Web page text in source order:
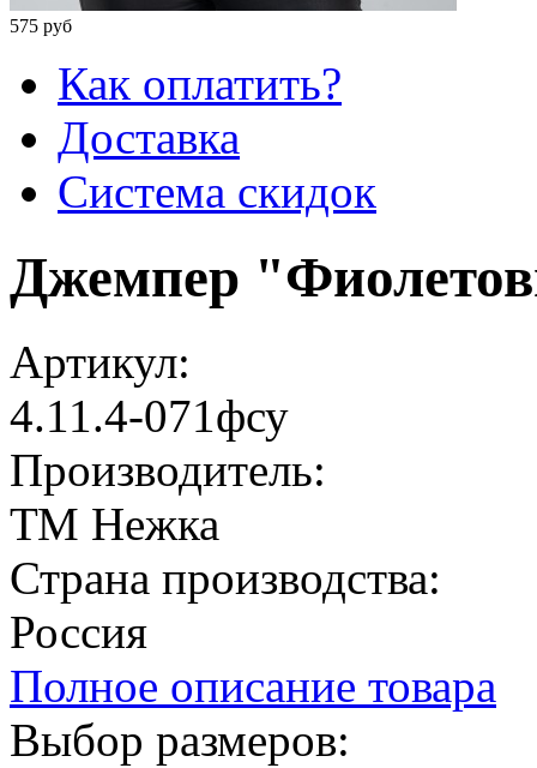
575 руб
Как оплатить?
Доставка
Система скидок
Джемпер
Артикул:
4.11.4-071фсу
Производитель:
ТМ Нежка
Страна производства:
Россия
Полное описание товара
Выбор размеров: